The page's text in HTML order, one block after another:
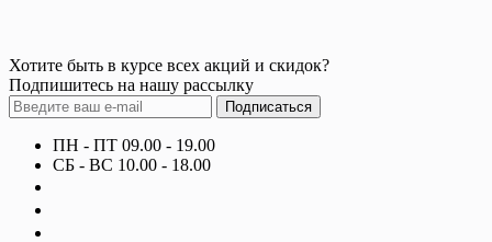
Хотите быть в курсе всех акций и скидок?
Подпишитесь на нашу рассылку
Подписаться
ПН - ПТ 09.00 - 19.00
СБ - ВС 10.00 - 18.00